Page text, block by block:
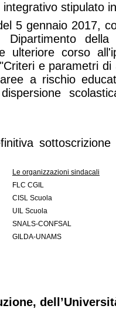
stipulato
5 gennaio 2017,
della
ulteriore corso
e parametri
a rischio
Le organizzazioni sindacali
FLC CGIL
CISL Scuola
UIL Scuola
SNALS-CONFSAL
GILDA-UNAMS